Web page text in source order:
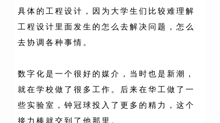
具体的工程设计，因为大学生们比较难理解
工程设计里面发生的怎么去解决问题，怎么
去协调各种事情。
数字化是一个很好的媒介， 当时也是新潮，
就在学校做了很多工作 。 后来在华工 做了一
些实验室， 钟冠球投入了更多的精力，这个
接力棒就交到了他那里。